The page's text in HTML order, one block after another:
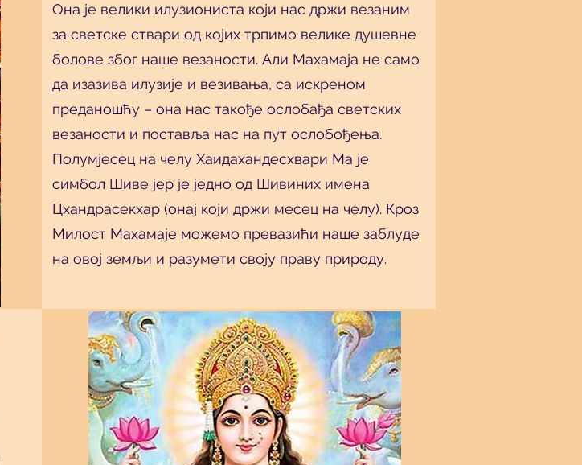
Она је велики илузиониста који нас држи везаним
за светске ствари од којих трпимо велике душевне
болове због наше везаности. Али Махамаја не само
да изазива илузије и везивања, са искреном
преданошћу – она нас такође ослобађа светских
везаности и поставља нас на пут ослобођења.
Полумјесец на челу Хаидахандесхвари Ма је
симбол Шиве јер је једно од Шивиних имена
Цхандрасекхар (онај који држи месец на челу). Кроз
Милост Махамаје можемо превазићи наше заблуде
на овој земљи и разумети своју праву природу.